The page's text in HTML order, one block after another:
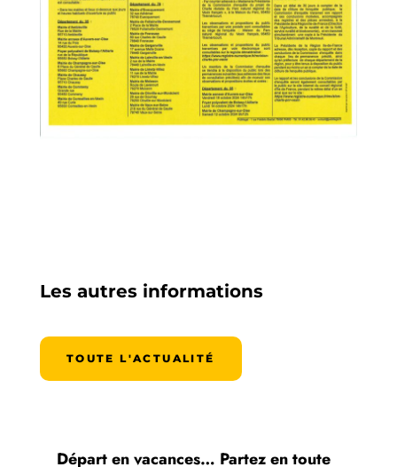
Les autres informations
TOUTE L'ACTUALITÉ
Départ en vacances… Partez en toute